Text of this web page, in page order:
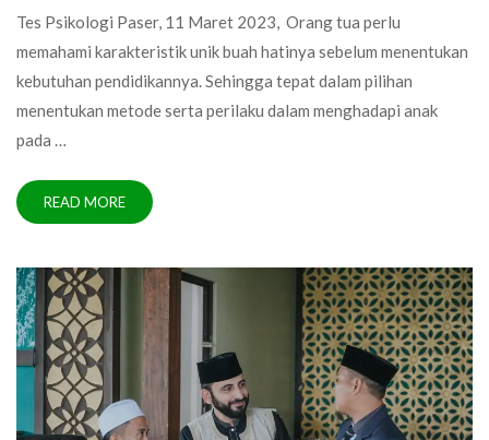
Tes Psikologi Paser, 11 Maret 2023, Orang tua perlu
memahami karakteristik unik buah hatinya sebelum menentukan
kebutuhan pendidikannya. Sehingga tepat dalam pilihan
menentukan metode serta perilaku dalam menghadapi anak
pada …
READ MORE